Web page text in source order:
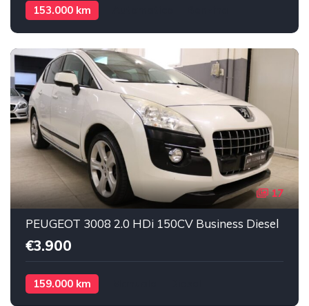
153.000 km
17
PEUGEOT 3008 2.0 HDi 150CV Business Diesel
€3.900
159.000 km